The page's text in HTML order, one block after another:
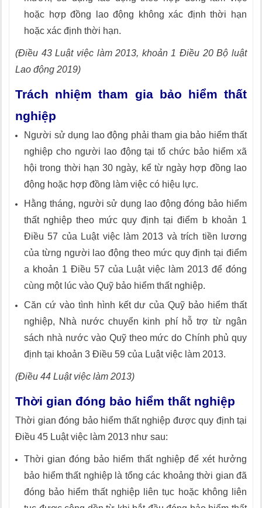
hoặc hợp đồng lao động không xác định thời hạn
hoặc xác định thời hạn.
(Điều 43 Luật việc làm 2013, khoản 1 Điều 20 Bộ luật
Lao động 2019)
Trách nhiệm tham gia bảo hiểm thất
nghiệp
Người sử dụng lao động phải tham gia bảo hiểm thất
nghiệp cho người lao động tại tổ chức bảo hiểm xã
hội trong thời hạn 30 ngày, kể từ ngày hợp đồng lao
động hoặc hợp đồng làm việc có hiệu lực.
Hằng tháng, người sử dụng lao động đóng bảo hiểm
thất nghiệp theo mức quy định tại điểm b khoản 1
Điều 57 của Luật việc làm 2013 và trích tiền lương
của từng người lao động theo mức quy định tại điểm
a khoản 1 Điều 57 của Luật việc làm 2013 để đóng
cùng một lúc vào Quỹ bảo hiểm thất nghiệp.
Căn cứ vào tình hình kết dư của Quỹ bảo hiểm thất
nghiệp, Nhà nước chuyển kinh phí hỗ trợ từ ngân
sách nhà nước vào Quỹ theo mức do Chính phủ quy
định tại khoản 3 Điều 59 của Luật việc làm 2013.
(Điều 44 Luật việc làm 2013)
Thời gian đóng bảo hiểm thất nghiệp
Thời gian đóng bảo hiểm thất nghiệp được quy định tại
Điều 45 Luật việc làm 2013 như sau:
Thời gian đóng bảo hiểm thất nghiệp để xét hưởng
bảo hiểm thất nghiệp là tổng các khoảng thời gian đã
đóng bảo hiểm thất nghiệp liên tục hoặc không liên